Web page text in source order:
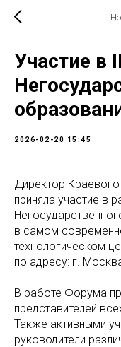
Участие в
2026-02-20 15:45
Директор
приняла участие в
в самом
технологическом
по адресу: г.
В работе Форума
представителей
Также активными
руководители